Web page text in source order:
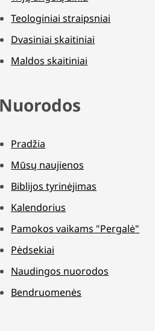
Teologiniai straipsniai
Dvasiniai skaitiniai
Maldos skaitiniai
Nuorodos
Pradžia
Mūsų naujienos
Biblijos tyrinėjimas
Kalendorius
Pamokos vaikams "Pergalė"
Pėdsekiai
Naudingos nuorodos
Bendruomenės